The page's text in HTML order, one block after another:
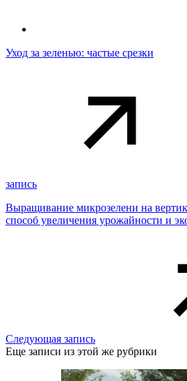
Уход за зеленью: частые срезки
запись
Выращивание микрозелени на
способ увеличения урожайности и
Следующая запись
Еще записи из этой же рубрики